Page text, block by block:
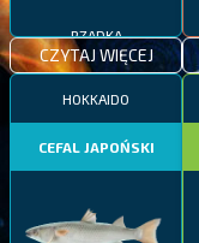
RZADKA
CZYTAJ WIĘCEJ
HOKKAIDO
CEFAL JAPOŃSKI